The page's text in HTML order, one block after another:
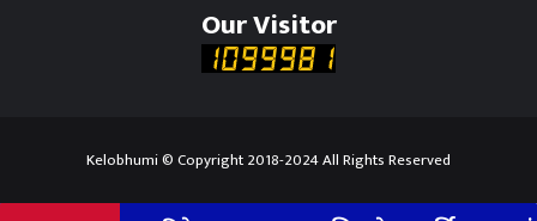
Our Visitor
Kelobhumi © Copyright 2018-2024 All Rights Reserved